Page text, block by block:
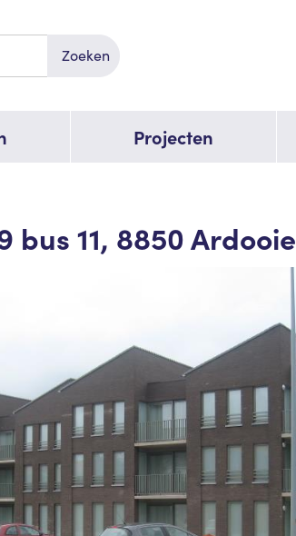
Zoeken
Projecten
bus 11, 8850 Ardooie